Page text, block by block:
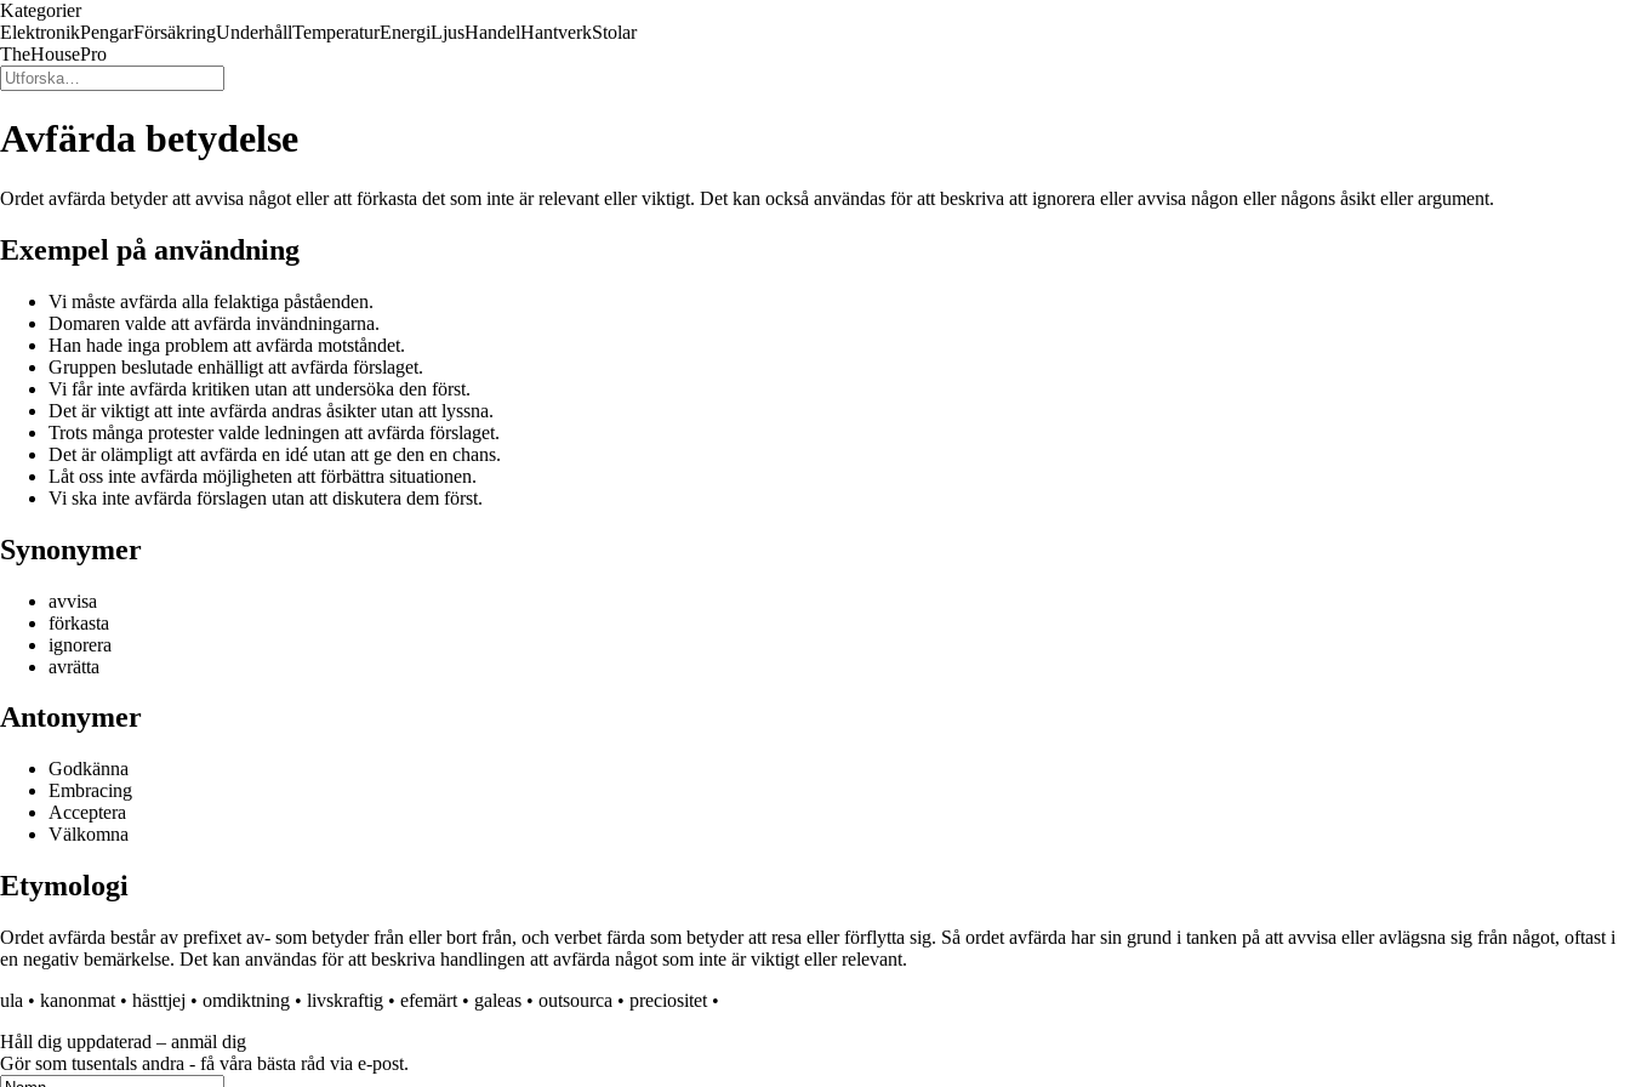
Kategorier
ElektronikPengarFörsäkringUnderhållTemperaturEnergiLjusHandelHantverkStolar
TheHousePro
Avfärda betydelse
Ordet avfärda betyder att avvisa något eller att förkasta det som inte är relevant eller viktigt. Det kan också användas för att beskriva att ignorera eller avvisa någon eller någons åsikt eller argument.
Exempel på användning
Vi måste avfärda alla felaktiga påståenden.
Domaren valde att avfärda invändningarna.
Han hade inga problem att avfärda motståndet.
Gruppen beslutade enhälligt att avfärda förslaget.
Vi får inte avfärda kritiken utan att undersöka den först.
Det är viktigt att inte avfärda andras åsikter utan att lyssna.
Trots många protester valde ledningen att avfärda förslaget.
Det är olämpligt att avfärda en idé utan att ge den en chans.
Låt oss inte avfärda möjligheten att förbättra situationen.
Vi ska inte avfärda förslagen utan att diskutera dem först.
Synonymer
avvisa
förkasta
ignorera
avrätta
Antonymer
Godkänna
Embracing
Acceptera
Välkomna
Etymologi
Ordet avfärda består av prefixet av- som betyder från eller bort från, och verbet färda som betyder att resa eller förflytta sig. Så ordet avfärda har sin grund i tanken på att avvisa eller avlägsna sig från något, oftast i
en negativ bemärkelse. Det kan användas för att beskriva handlingen att avfärda något som inte är viktigt eller relevant.
ula • kanonmat • hästtjej • omdiktning • livskraftig • efemärt • galeas • outsourca • preciositet •
Håll dig uppdaterad – anmäl dig
Gör som tusentals andra - få våra bästa råd via e-post.